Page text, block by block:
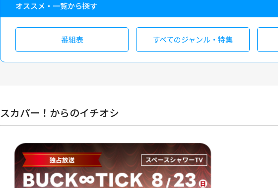
オススメ・一覧から探す
番組表 すべてのジャンル・特集
スカパー！からのイチオシ